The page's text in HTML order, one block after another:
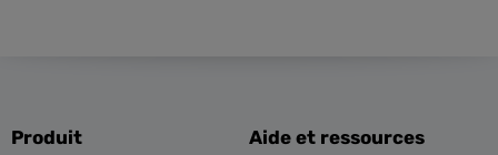
Produit Aide et ressources